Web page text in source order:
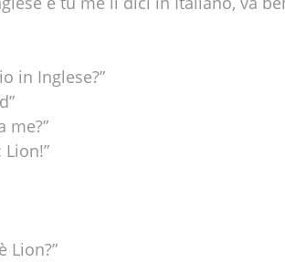
in Inglese?”
me?”
Lion?”